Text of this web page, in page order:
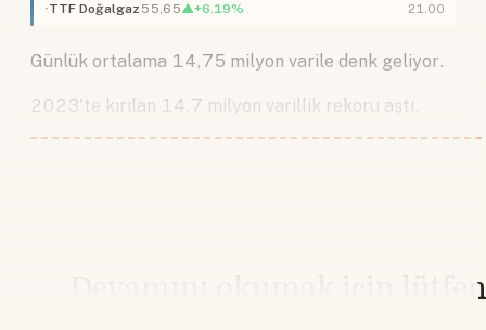
TTF Doğalgaz 55,65▲+6.19% 21.00
Günlük ortalama 14,75 milyon varile denk geliyor.
2023'te kırılan 14,7 milyon varillik rekoru aştı.
Devamını okumak için lütfen